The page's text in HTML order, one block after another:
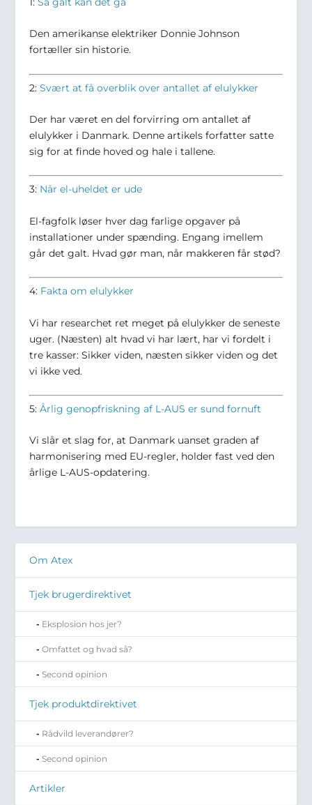
Den amerikanse elektriker Donnie Johnson
fortæller sin historie.
2:Svært at få overblik over antallet af elulykker
Der har været en del forvirring om antallet af
elulykker i Danmark. Denne artikels forfatter satte
sig for at finde hoved og hale i tallene.
3: Når el-uheldet er ude
El-fagfolk løser hver dag farlige opgaver på
installationer under spænding. Engang imellem
går det galt. Hvad gør man, når makkeren får stød?
4: Fakta om elulykker
Vi har researchet ret meget på elulykker de seneste
uger. (Næsten) alt hvad vi har lært, har vi fordelt i
tre kasser: Sikker viden, næsten sikker viden og det
vi ikke ved.
5:Årlig genopfriskning af L-AUS er sund fornuft
Vi slår et slag for, at Danmark uanset graden af
harmonisering med EU-regler, holder fast ved den
årlige L-AUS-opdatering.
Om Atex
Tjek brugerdirektivet
Eksplosion hos jer?
Omfattet og hvad så?
Second opinion
Tjek produktdirektivet
Rådvild leverandører?
Second opinion
Artikler